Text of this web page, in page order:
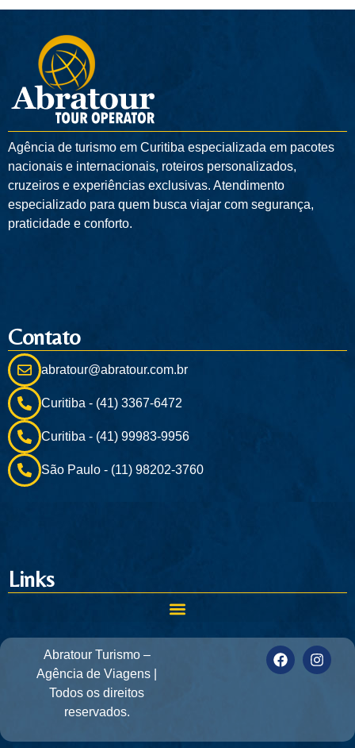
Agência de turismo em Curitiba especializada em pacotes
nacionais e internacionais, roteiros personalizados,
cruzeiros e experiências exclusivas. Atendimento
especializado para quem busca viajar com segurança,
praticidade e conforto.
Contato
abratour@abratour.com.br
Curitiba - (41) 3367-6472
Curitiba - (41) 99983-9956
São Paulo - (11) 98202-3760
Links
Abratour Turismo –
Agência de Viagens |
Todos os direitos
reservados.